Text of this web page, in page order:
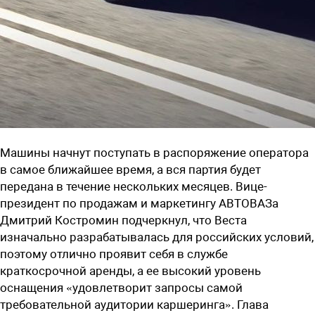
Машины начнут поступать в распоряжение оператора
в самое ближайшее время, а вся партия будет
передана в течение нескольких месяцев. Вице-
президент по продажам и маркетингу АВТОВАЗа
Дмитрий Костромин подчеркнул, что Веста
изначально разрабатывалась для российских условий,
поэтому отлично проявит себя в службе
краткосрочной аренды, а ее высокий уровень
оснащения «удовлетворит запросы самой
требовательной аудитории каршеринга». Глава